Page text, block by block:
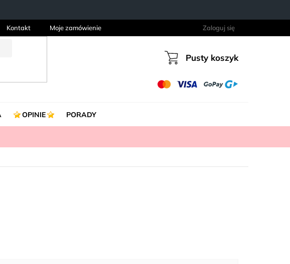
Kontakt Moje zamówienie Zaloguj się
Koszyk
Pusty koszyk
OPINIE PORADY